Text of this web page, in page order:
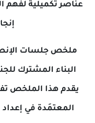
تكميلية لفهم النموذج
إنجازه من
جلسات الإنصات
المشترك للجنة
هذا الملخص تفاصيل عن
في إعداد